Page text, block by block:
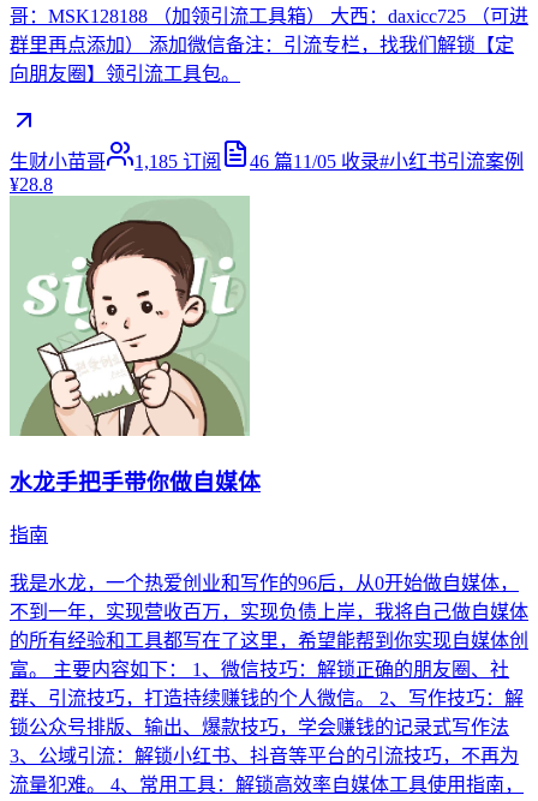
哥：MSK128188 （加领引流工具箱） 大西：daxicc725 （可进
群里再点添加） 添加微信备注：引流专栏，找我们解锁【定
向朋友圈】领引流工具包。
生财小苗哥 1,185 订阅 46 篇11/05 收录#小红书引流案例
¥28.8
水龙手把手带你做自媒体
指南
我是水龙，一个热爱创业和写作的96后，从0开始做自媒体，
不到一年，实现营收百万，实现负债上岸，我将自己做自媒体
的所有经验和工具都写在了这里，希望能帮到你实现自媒体创
富。 主要内容如下： 1、微信技巧：解锁正确的朋友圈、社
群、引流技巧，打造持续赚钱的个人微信。 2、写作技巧：解
锁公众号排版、输出、爆款技巧，学会赚钱的记录式写作法
3、公域引流：解锁小红书、抖音等平台的引流技巧，不再为
流量犯难。 4、常用工具：解锁高效率自媒体工具使用指南，